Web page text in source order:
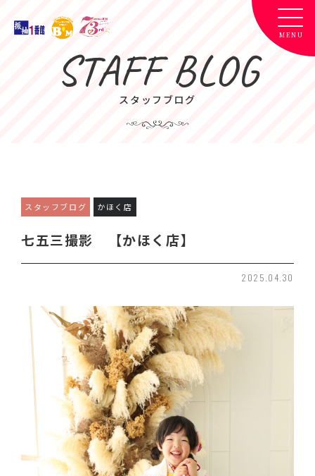
STAFF BLOG
スタッフブログ
スタッフブログ かほく店
七五三撮影 【かほく店】
2025.04.30